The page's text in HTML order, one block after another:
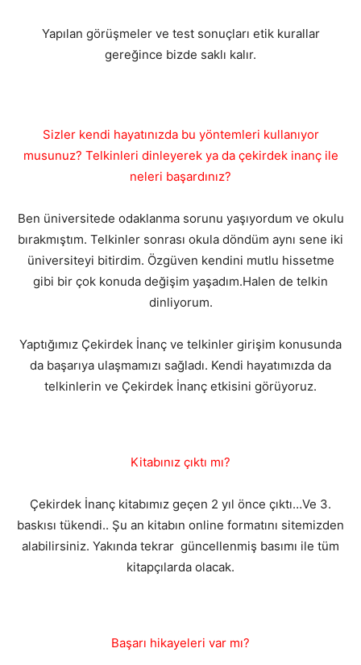
Yapılan görüşmeler ve test sonuçları etik kurallar
gereğince bizde saklı kalır.
Sizler kendi hayatınızda bu yöntemleri kullanıyor
musunuz? Telkinleri dinleyerek ya da çekirdek inanç ile
neleri başardınız?
Ben üniversitede odaklanma sorunu yaşıyordum ve okulu
bırakmıştım. Telkinler sonrası okula döndüm aynı sene iki
üniversiteyi bitirdim. Özgüven kendini mutlu hissetme
gibi bir çok konuda değişim yaşadım.Halen de telkin
dinliyorum.
Yaptığımız Çekirdek İnanç ve telkinler girişim konusunda
da başarıya ulaşmamızı sağladı. Kendi hayatımızda da
telkinlerin ve Çekirdek İnanç etkisini görüyoruz.
Kitabınız çıktı mı?
Çekirdek İnanç kitabımız geçen 2 yıl önce çıktı…Ve 3.
baskısı tükendi.. Şu an kitabın online formatını sitemizden
alabilirsiniz. Yakında tekrar güncellenmiş basımı ile tüm
kitapçılarda olacak.
Başarı hikayeleri var mı?